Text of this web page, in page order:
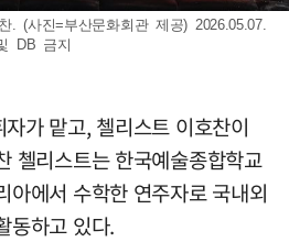
. (사진=부산문화회관 제공) 2026.05.07.
DB 금지
가 맡고, 첼리스트 이호찬이
첼리스트는 한국예술종합학교
아에서 수학한 연주자로 국내외
동하고 있다.